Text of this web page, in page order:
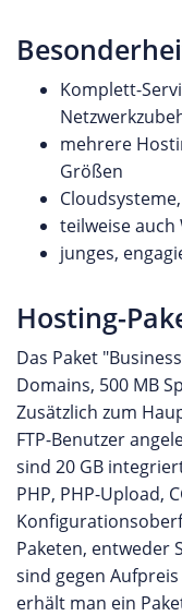
Komplett-
mehrere
Größen
teilweise auch
junges,
Hosting-
Das Paket
Domains, 500 MB
Zusätzlich zum
FTP-Benutzer
sind 20 GB
PHP, PHP-Upload,
Paketen, entweder
sind gegen
erhält man ein